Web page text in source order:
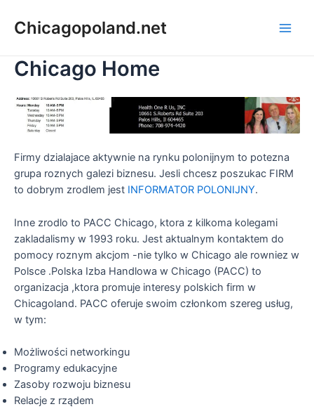
Chicagopoland.net
Chicago Home
Firmy dzialajace aktywnie na rynku polonijnym to potezna
grupa roznych galezi biznesu. Jesli chcesz poszukac FIRM
to dobrym zrodlem jest INFORMATOR POLONIJNY.
Inne zrodlo to PACC Chicago, ktora z kilkoma kolegami
zakladalismy w 1993 roku. Jest aktualnym kontaktem do
pomocy roznym akcjom -nie tylko w Chicago ale rowniez w
Polsce .Polska Izba Handlowa w Chicago (PACC) to
organizacja ,ktora promuje interesy polskich firm w
Chicagoland. PACC oferuje swoim członkom szereg usług,
w tym:
Możliwości networkingu
Programy edukacyjne
Zasoby rozwoju biznesu
Relacje z rządem